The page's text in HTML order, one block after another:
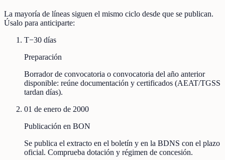
La mayoría de líneas siguen el mismo ciclo desde que se publican.
Úsalo para anticiparte:
T−30 días
Preparación
Borrador de convocatoria o convocatoria del año anterior
disponible: reúne documentación y certificados (AEAT/TGSS
tardan días).
01 de enero de 2000
Publicación en BON
Se publica el extracto en el boletín y en la BDNS con el plazo
oficial. Comprueba dotación y régimen de concesión.